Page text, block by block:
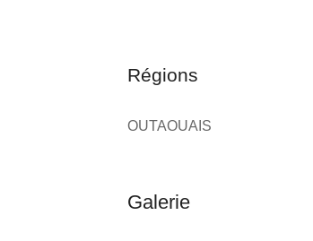
Régions
OUTAOUAIS